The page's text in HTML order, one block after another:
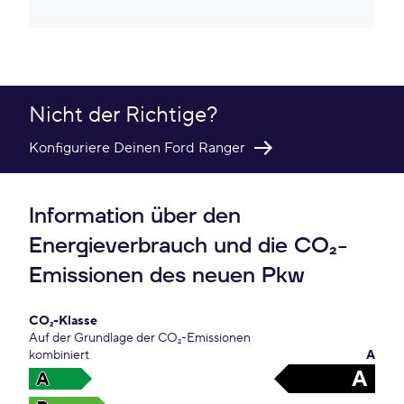
Nicht der Richtige?
Konfiguriere Deinen Ford Ranger
Information über den
Energieverbrauch und die CO₂-
Emissionen des neuen Pkw
CO₂-Klasse
Auf der Grundlage der CO₂-Emissionen
kombiniert
A
A A